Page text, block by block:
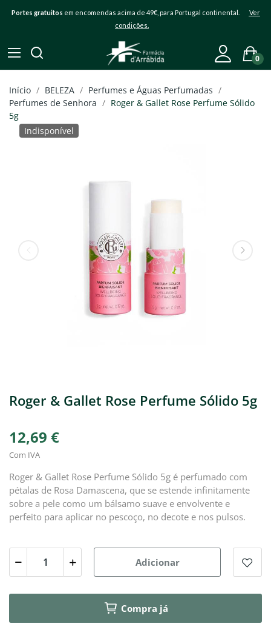
Portes gratuitos em encomendas acima de 49€, para Portugal continental. Ver
condições.
0
Início BELEZA
Perfumes e Águas Perfumadas
Perfumes de Senhora
Roger & Gallet Rose Perfume Sólido
5g
Indisponível
Roger & Gallet Rose Perfume Sólido 5g
12,69 €
Com IVA
Roger & Gallet Rose Perfume Sólido 5g é perfumado com
pétalas de Rosa Damascena, que se estende infinitamente
sobre a pele como um bálsamo suave e envolvente e
perfeito para aplicar no pescoço, no decote e nos pulsos.
Adicionar
Compra já